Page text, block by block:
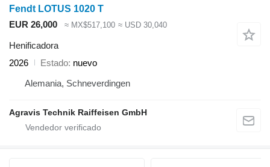
Fendt LOTUS 1020 T
EUR 26,000
≈ MX$517,100 ≈ USD 30,040
Henificadora
2026
Estado nuevo
Alemania, Schneverdingen
Agravis Technik Raiffeisen GmbH